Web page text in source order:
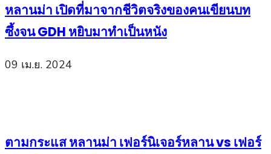
หลานม่า เปิดที่มาจากชีวิตจริงของคนเขียนบท
ซึ้งจน GDH หยิบมาทำเป็นหนัง
09 เม.ย. 2024
ตามกระแส หลานม่า เฟอร์นิเจอร์หลาน vs เฟอร์